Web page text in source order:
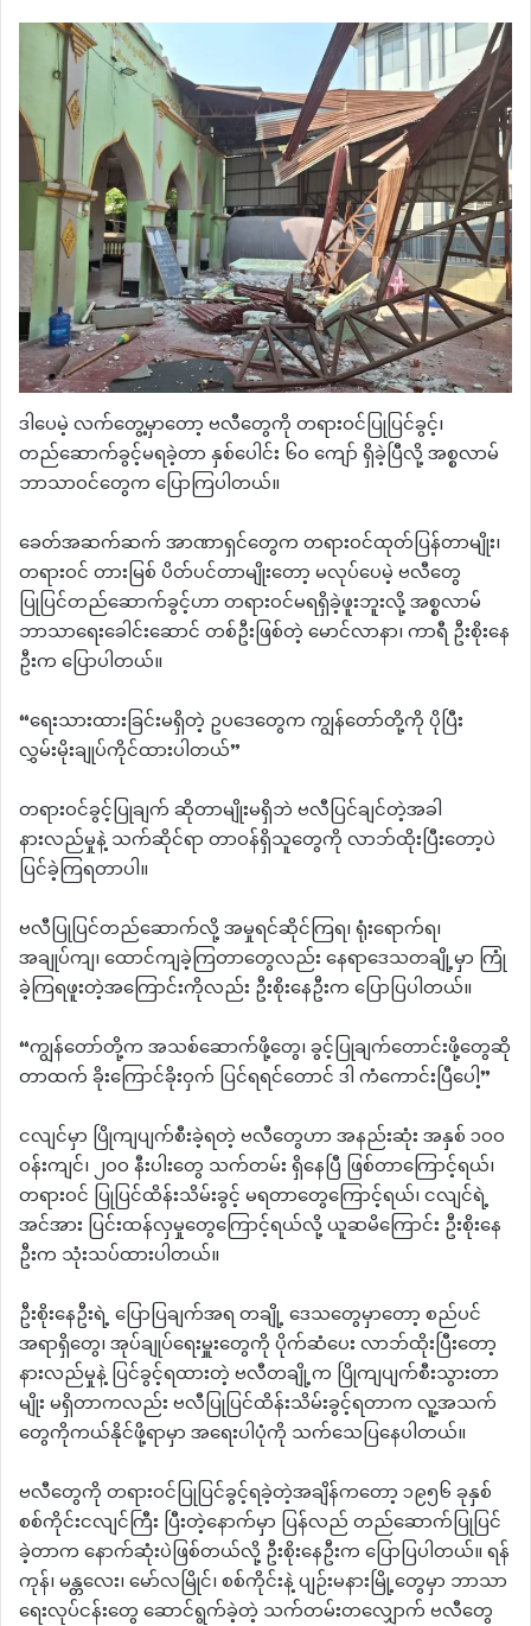
ဒါပေမဲ့ လက်တွေ့မှာတော့ ဗလီတွေကို တရားဝင်ပြုပြင်ခွင့်၊
တည်ဆောက်ခွင့်မရခဲ့တာ နှစ်ပေါင်း ၆၀ ကျော် ရှိခဲ့ပြီလို့ အစ္စလာမ်
ဘာသာဝင်တွေက ပြောကြပါတယ်။
ခေတ်အဆက်ဆက် အာဏာရှင်တွေက တရားဝင်ထုတ်ပြန်တာမျိုး၊
တရားဝင် တားမြစ် ပိတ်ပင်တာမျိုးတော့ မလုပ်ပေမဲ့ ဗလီတွေ
ပြုပြင်တည်ဆောက်ခွင့်ဟာ တရားဝင်မရရှိခဲ့ဖူးဘူးလို့ အစ္စလာမ်
ဘာသာရေးခေါင်းဆောင် တစ်ဦးဖြစ်တဲ့ မောင်လာနာ၊ ကာရီ ဦးစိုးနေ
ဦးက ပြောပါတယ်။
“ရေးသားထားခြင်းမရှိတဲ့ ဥပဒေတွေက ကျွန်တော်တို့ကို ပိုပြီး
လွှမ်းမိုးချုပ်ကိုင်ထားပါတယ်”
တရားဝင်ခွင့်ပြုချက် ဆိုတာမျိုးမရှိဘဲ ဗလီပြင်ချင်တဲ့အခါ
နားလည်မှုနဲ့ သက်ဆိုင်ရာ တာဝန်ရှိသူတွေကို လာဘ်ထိုးပြီးတော့ပဲ
ပြင်ခဲ့ကြရတာပါ။
ဗလီပြုပြင်တည်ဆောက်လို့ အမှုရင်ဆိုင်ကြရ၊ ရုံးရောက်ရ၊
အချုပ်ကျ၊ ထောင်ကျခဲ့ကြတာတွေလည်း နေရာဒေသတချို့မှာ ကြုံ
ခဲ့ကြရဖူးတဲ့အကြောင်းကိုလည်း ဦးစိုးနေဦးက ပြောပြပါတယ်။
“ကျွန်တော်တို့က အသစ်ဆောက်ဖို့တွေ၊ ခွင့်ပြုချက်တောင်းဖို့တွေဆို
တာထက် ခိုးကြောင်ခိုးဝှက် ပြင်ရရင်တောင် ဒါ ကံကောင်းပြီပေါ့”
ငလျင်မှာ ပြိုကျပျက်စီးခဲ့ရတဲ့ ဗလီတွေဟာ အနည်းဆုံး အနှစ် ၁၀၀
ဝန်းကျင်၊ ၂၀၀ နီးပါးတွေ သက်တမ်း ရှိနေပြီ ဖြစ်တာကြောင့်ရယ်၊
တရားဝင် ပြုပြင်ထိန်းသိမ်းခွင့် မရတာတွေကြောင့်ရယ်၊ ငလျင်ရဲ့
အင်အား ပြင်းထန်လှ‌မှုတွေကြောင့်ရယ်လို့ ယူဆမိကြောင်း ဦးစိုးနေ
ဦးက သုံးသပ်ထားပါတယ်။
ဦးစိုးနေဦးရဲ့ ပြောပြချက်အရ တချို့ ဒေသတွေမှာတော့ စည်ပင်
အရာရှိတွေ၊ အုပ်ချုပ်ရေးမှူးတွေကို ပိုက်ဆံပေး လာဘ်ထိုးပြီးတော့
နားလည်မှုနဲ့ ပြင်ခွင့်ရထားတဲ့ ဗလီတချို့က ပြိုကျပျက်စီးသွားတာ
မျိုး မရှိတာကလည်း ဗလီပြုပြင်ထိန်းသိမ်းခွင့်ရတာက လူ့အသက်
တွေကိုကယ်နိုင်ဖို့ရာမှာ အရေးပါပုံကို သက်သေပြနေပါတယ်။
ဗလီတွေကို တရားဝင်ပြုပြင်ခွင့်ရခဲ့တဲ့အချိန်ကတော့ ၁၉၅၆ ခုနှစ်
စစ်ကိုင်းငလျင်ကြီး ပြီးတဲ့နောက်မှာ ပြန်လည် တည်ဆောက်ပြုပြင်
ခဲ့တာက နောက်ဆုံးပဲဖြစ်တယ်လို့ ဦးစိုးနေဦးက ပြောပြပါတယ်။ ရန်
ကုန်၊ မန္တလေး၊ မော်လမြိုင်၊ စစ်ကိုင်းနဲ့ ပျဉ်းမနားမြို့တွေမှာ ဘာသာ
ရေးလုပ်ငန်းတွေ ဆောင်ရွက်ခဲ့တဲ့ သက်တမ်းတလျှောက် ဗလီတွေ